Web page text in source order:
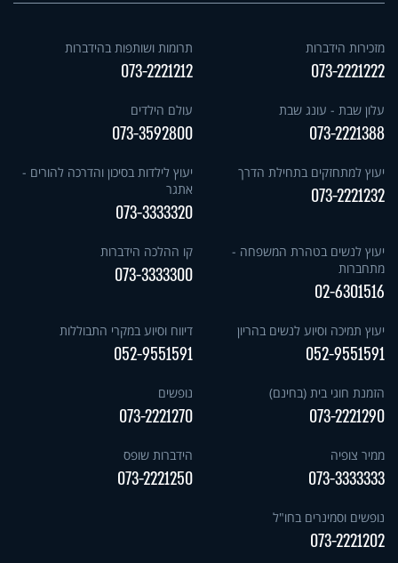
מזכירות הידברות
073-2221222
תרומות ושותפות בהידברות
073-2221212
עלון שבת - עונג שבת
073-2221388
עולם הילדים
073-3592800
יעוץ למתחזקים בתחילת הדרך
073-2221232
יעוץ לילדות בסיכון והדרכה להורים -
אתגר
073-3333320
יעוץ לנשים בטהרת המשפחה -
מתחברות
02-6301516
קו ההלכה הידברות
073-3333300
יעוץ תמיכה וסיוע לנשים בהריון
052-9551591
דיווח וסיוע במקרי התבוללות
052-9551591
הזמנת חוגי בית (בחינם)
073-2221290
נופשים
073-2221270
ממיר צופיה
073-3333333
הידברות שופס
073-2221250
נופשים וסמינרים בחו"ל
073-2221202